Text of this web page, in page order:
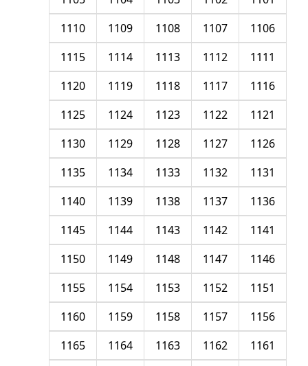
1106
1107
1108
1109
1110
1111
1112
1113
1114
1115
1116
1117
1118
1119
1120
1121
1122
1123
1124
1125
1126
1127
1128
1129
1130
1131
1132
1133
1134
1135
1136
1137
1138
1139
1140
1141
1142
1143
1144
1145
1146
1147
1148
1149
1150
1151
1152
1153
1154
1155
1156
1157
1158
1159
1160
1161
1162
1163
1164
1165